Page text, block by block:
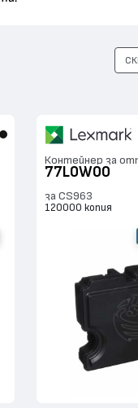
Контейнер за
77L0W00
за CS963
120000 копия